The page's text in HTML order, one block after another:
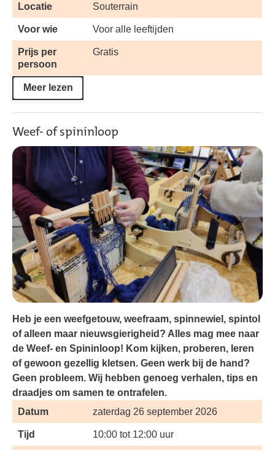
Locatie Souterrain
Voor wie Voor alle leeftijden
Prijs per
persoon
Gratis
Meer lezen
Weef- of spininloop
Heb je een weefgetouw, weefraam, spinnewiel, spintol
of alleen maar nieuwsgierigheid? Alles mag mee naar
de Weef- en Spininloop! Kom kijken, proberen, leren
of gewoon gezellig kletsen. Geen werk bij de hand?
Geen probleem. Wij hebben genoeg verhalen, tips en
draadjes om samen te ontrafelen.
Datum
zaterdag 26 september 2026
Tijd 10:00 tot 12:00 uur